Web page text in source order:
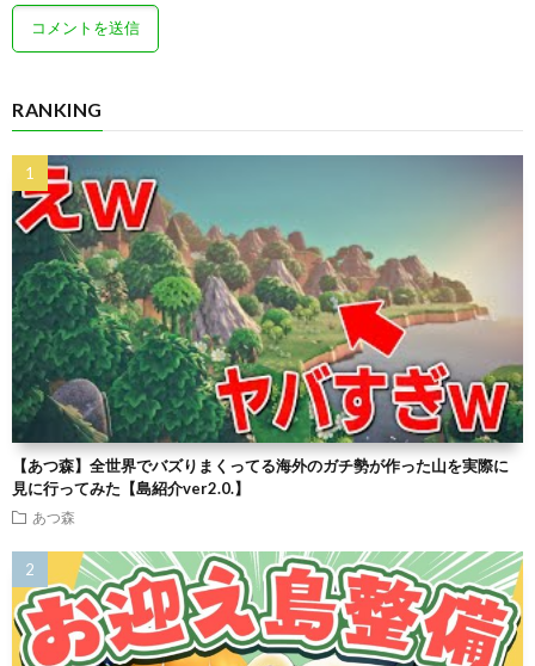
RANKING
【あつ森】全世界でバズりまくってる海外のガチ勢が作った山を実際に
見に行ってみた【島紹介ver2.0.】
あつ森